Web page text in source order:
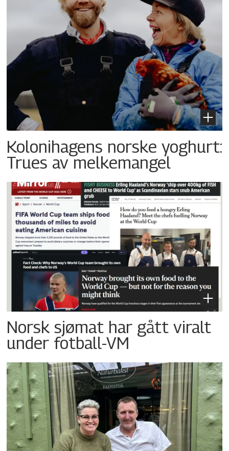
Kolonihagens norske yoghurt:
Trues av melkemangel
Norsk sjømat har gått viralt
under fotball-VM